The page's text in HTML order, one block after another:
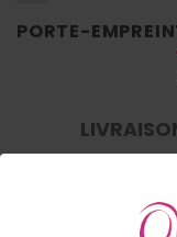
PORTE-
avec bords Rétentifs